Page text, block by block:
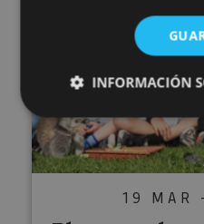
19 MAR
INFORMACIÓN
Cookies
Cookies de